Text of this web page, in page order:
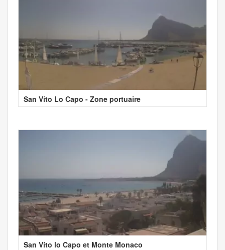
San Vito Lo Capo - Zone portuaire
San Vito lo Capo et Monte Monaco